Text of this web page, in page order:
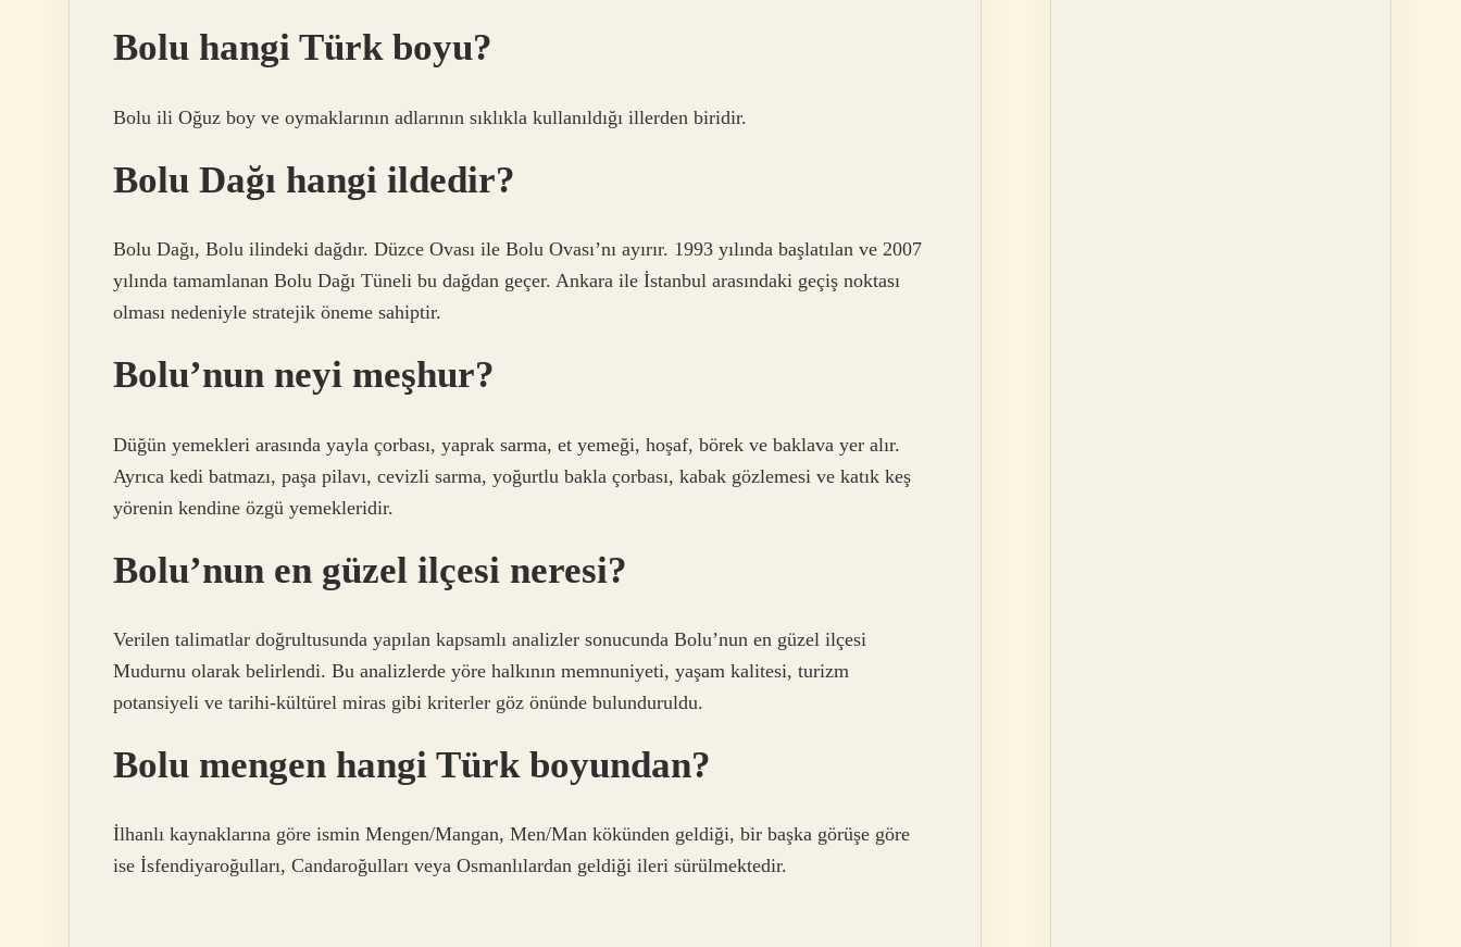
Bolu hangi Türk boyu?
Bolu ili Oğuz boy ve oymaklarının adlarının sıklıkla kullanıldığı illerden biridir.
Bolu Dağı hangi ildedir?
Bolu Dağı, Bolu ilindeki dağdır. Düzce Ovası ile Bolu Ovası’nı ayırır. 1993 yılında başlatılan ve 2007
yılında tamamlanan Bolu Dağı Tüneli bu dağdan geçer. Ankara ile İstanbul arasındaki geçiş noktası
olması nedeniyle stratejik öneme sahiptir.
Bolu’nun neyi meşhur?
Düğün yemekleri arasında yayla çorbası, yaprak sarma, et yemeği, hoşaf, börek ve baklava yer alır.
Ayrıca kedi batmazı, paşa pilavı, cevizli sarma, yoğurtlu bakla çorbası, kabak gözlemesi ve katık keş
yörenin kendine özgü yemekleridir.
Bolu’nun en güzel ilçesi neresi?
Verilen talimatlar doğrultusunda yapılan kapsamlı analizler sonucunda Bolu’nun en güzel ilçesi
Mudurnu olarak belirlendi. Bu analizlerde yöre halkının memnuniyeti, yaşam kalitesi, turizm
potansiyeli ve tarihi-kültürel miras gibi kriterler göz önünde bulunduruldu.
Bolu mengen hangi Türk boyundan?
İlhanlı kaynaklarına göre ismin Mengen/Mangan, Men/Man kökünden geldiği, bir başka görüşe göre
ise İsfendiyaroğulları, Candaroğulları veya Osmanlılardan geldiği ileri sürülmektedir.